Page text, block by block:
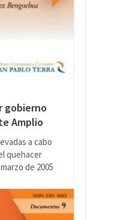
gobierno
Amplio
a cabo
quehacer
de 2005